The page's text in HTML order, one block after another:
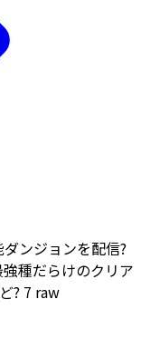
ンジョンを配信?
種だらけのクリア
? 7 raw